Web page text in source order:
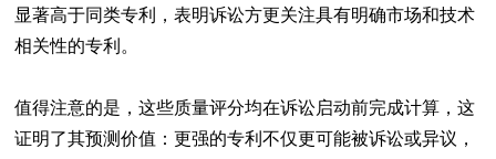
显著高于同类专利，表明诉讼方更关注具有明确市场和技术
相关性的专利。
值得注意的是，这些质量评分均在诉讼启动前完成计算，这
证明了其预测价值：更强的专利不仅更可能被诉讼或异议，